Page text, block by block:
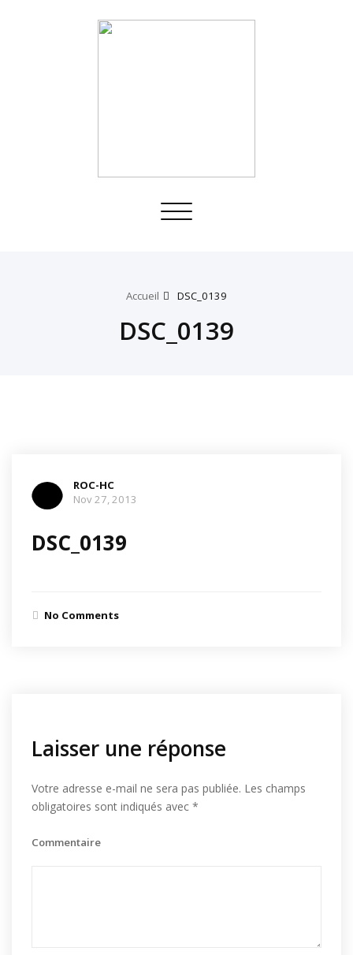
Toggle
Accueil DSC_0139
DSC_0139
ROC-HC
Nov 27, 2013
DSC_0139
No Comments
Laisser une réponse
Votre adresse e-mail ne sera pas publiée. Les champs
obligatoires sont indiqués avec *
Commentaire